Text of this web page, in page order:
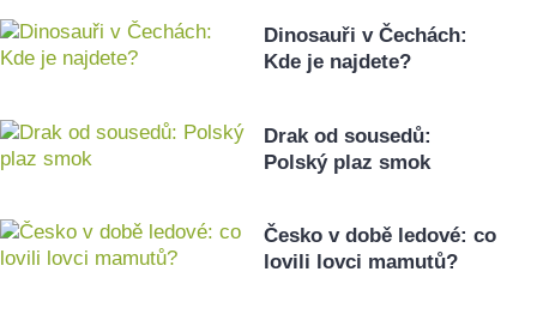
Dinosauři v Čechách:
Kde je najdete?
Drak od sousedů:
Polský plaz smok
Česko v době ledové: co
lovili lovci mamutů?